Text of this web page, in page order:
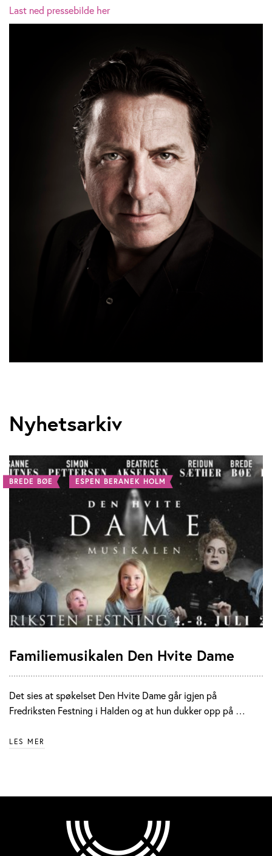
Last ned pressebilde her
Nyhetsarkiv
BREDE BØE ESPEN BERANEK HOLM
Familiemusikalen Den Hvite Dame
Det sies at spøkelset Den Hvite Dame går igjen på
Fredriksten Festning i Halden og at hun dukker opp på …
LES MER